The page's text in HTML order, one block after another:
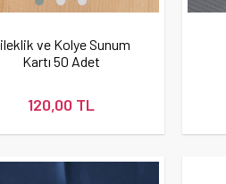
ve Kolye Sunum
Kartı 50 Adet
120,00 TL